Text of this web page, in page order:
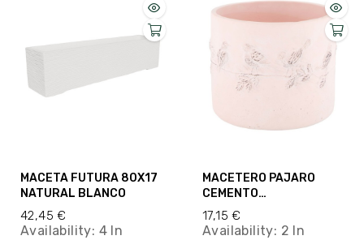
MACETA FUTURA 80X17
NATURAL BLANCO
42,45 €
Availability: 4 In
MACETERO PAJARO
CEMENTO
18.5X18.5X15.5CM
17,15 €
Availability: 2 In